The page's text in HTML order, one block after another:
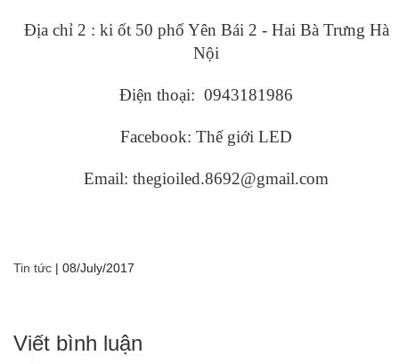
Địa chỉ 2 : ki ốt 50 phố Yên Bái 2 - Hai Bà Trưng Hà
Nội
Điện thoại: 0943181986
Facebook: Thế giới LED
Email: thegioiled.8692@gmail.com
Tin tức | 08/July/2017
Viết bình luận